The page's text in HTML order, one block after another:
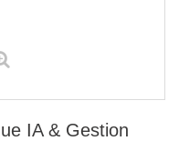
IA & Gestion